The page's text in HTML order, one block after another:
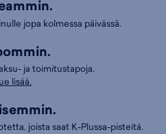
jopa kolmessa päivässä.
ja toimitustapoja.
lisää.
joista saat K-Plussa-pisteitä.